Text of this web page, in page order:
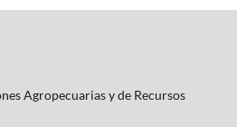
Agropecuarias y de Recursos